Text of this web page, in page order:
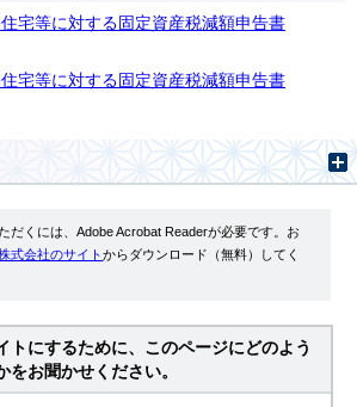
宅等に対する固定資産税減額申告書
宅等に対する固定資産税減額申告書
だくには、Adobe Acrobat Readerが必要です。お
式会社のサイトからダウンロード（無料）してく
トにするために、このページにどのよう
をお聞かせください。